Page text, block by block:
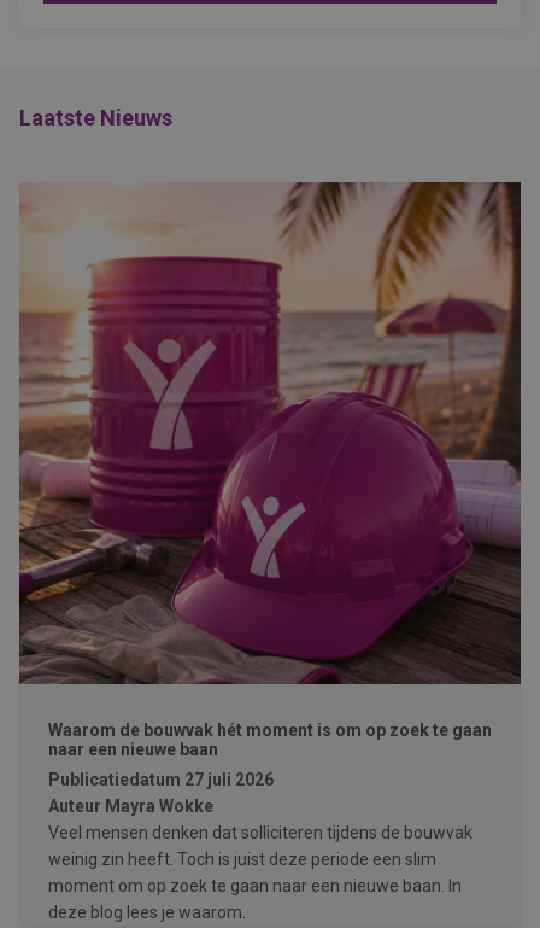
Laatste Nieuws
Waarom de bouwvak hét moment is om op zoek te gaan
naar een nieuwe baan
Publicatiedatum 27 juli 2026
Auteur Mayra Wokke
Veel mensen denken dat solliciteren tijdens de bouwvak
weinig zin heeft. Toch is juist deze periode een slim
moment om op zoek te gaan naar een nieuwe baan. In
deze blog lees je waarom.